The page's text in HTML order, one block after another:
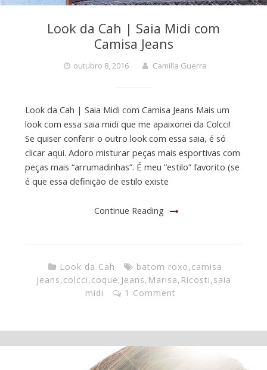
Look da Cah | Saia Midi com
Camisa Jeans
outubro 8, 2016 Camilla Guerra
Look da Cah | Saia Midi com Camisa Jeans Mais um
look com essa saia midi que me apaixonei da Colcci!
Se quiser conferir o outro look com essa saia, é só
clicar aqui. Adoro misturar peças mais esportivas com
peças mais “arrumadinhas”. É meu “estilo” favorito (se
é que essa definição de estilo existe
Continue Reading
Look da Cah batom roxo,camisa
jeans,colcci,coque, Jeans, Marisa, Ricosti,saia
midi
1 Comment